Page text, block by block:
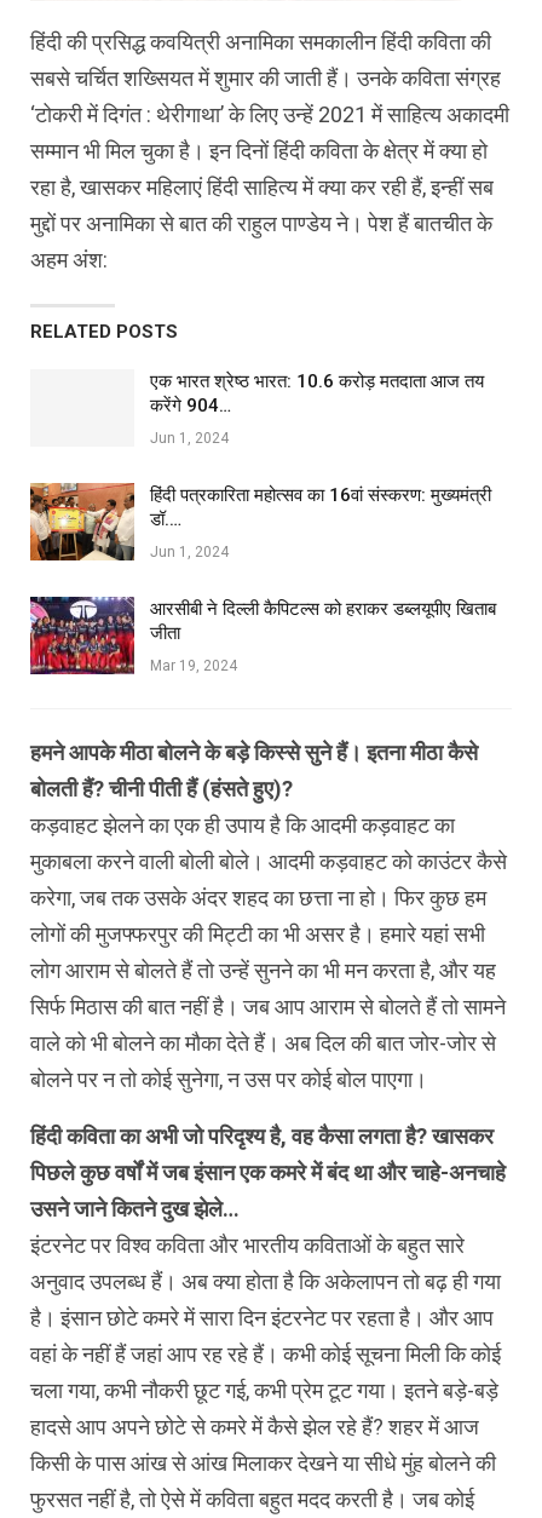
हिंदी की प्रसिद्ध कवयित्री अनामिका समकालीन हिंदी कविता की
सबसे चर्चित शख्सियत में शुमार की जाती हैं। उनके कविता संग्रह
‘टोकरी में दिगंत : थेरीगाथा’ के लिए उन्हें 2021 में साहित्य अकादमी
सम्मान भी मिल चुका है। इन दिनों हिंदी कविता के क्षेत्र में क्या हो
रहा है, खासकर महिलाएं हिंदी साहित्य में क्या कर रही हैं, इन्हीं सब
मुद्दों पर अनामिका से बात की राहुल पाण्डेय ने। पेश हैं बातचीत के
अहम अंश:
RELATED POSTS
एक भारत श्रेष्ठ भारत: 10.6 करोड़ मतदाता आज तय
करेंगे 904…
Jun 1, 2024
हिंदी पत्रकारिता महोत्सव का 16वां संस्करण: मुख्यमंत्री
डॉ.…
Jun 1, 2024
आरसीबी ने दिल्ली कैपिटल्स को हराकर डब्लयूपीए खिताब
जीता
Mar 19, 2024
हमने आपके मीठा बोलने के बड़े किस्से सुने हैं। इतना मीठा कैसे
बोलती हैं? चीनी पीती हैं (हंसते हुए)?
कड़वाहट झेलने का एक ही उपाय है कि आदमी कड़वाहट का
मुकाबला करने वाली बोली बोले। आदमी कड़वाहट को काउंटर कैसे
करेगा, जब तक उसके अंदर शहद का छत्ता ना हो। फिर कुछ हम
लोगों की मुजफ्फरपुर की मिट्टी का भी असर है। हमारे यहां सभी
लोग आराम से बोलते हैं तो उन्हें सुनने का भी मन करता है, और यह
सिर्फ मिठास की बात नहीं है। जब आप आराम से बोलते हैं तो सामने
वाले को भी बोलने का मौका देते हैं। अब दिल की बात जोर-जोर से
बोलने पर न तो कोई सुनेगा, न उस पर कोई बोल पाएगा।
हिंदी कविता का अभी जो परिदृश्य है, वह कैसा लगता है? खासकर
पिछले कुछ वर्षों में जब इंसान एक कमरे में बंद था और चाहे-अनचाहे
उसने जाने कितने दुख झेले…
इंटरनेट पर विश्व कविता और भारतीय कविताओं के बहुत सारे
अनुवाद उपलब्ध हैं। अब क्या होता है कि अकेलापन तो बढ़ ही गया
है। इंसान छोटे कमरे में सारा दिन इंटरनेट पर रहता है। और आप
वहां के नहीं हैं जहां आप रह रहे हैं। कभी कोई सूचना मिली कि कोई
चला गया, कभी नौकरी छूट गई, कभी प्रेम टूट गया। इतने बड़े-बड़े
हादसे आप अपने छोटे से कमरे में कैसे झेल रहे हैं? शहर में आज
किसी के पास आंख से आंख मिलाकर देखने या सीधे मुंह बोलने की
फुरसत नहीं है, तो ऐसे में कविता बहुत मदद करती है। जब कोई